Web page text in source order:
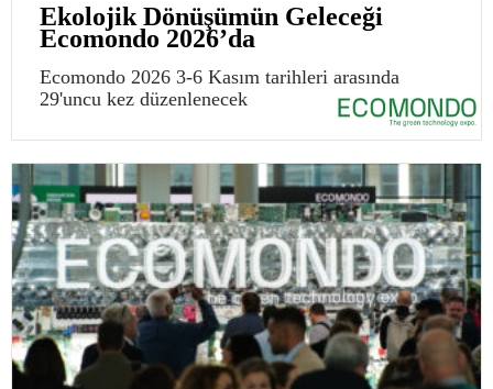
Ekolojik Dönüşümün Geleceği
Ecomondo 2026’da
Ecomondo 2026 3-6 Kasım tarihleri arasında
29'uncu kez düzenlenecek